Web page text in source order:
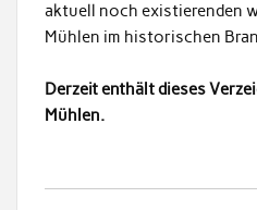
aktuell noch existierenden
Mühlen im historischen
Derzeit enthält dieses
Mühlen.